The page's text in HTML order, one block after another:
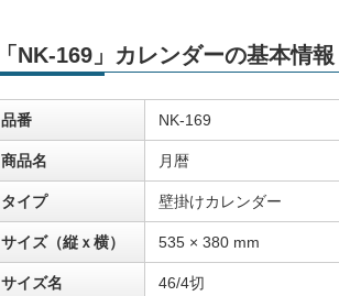
「NK-169」カレンダーの基本情報
品番 NK-169
商品名 月暦
タイプ 壁掛けカレンダー
サイズ（縦ｘ横） 535 × 380 mm
サイズ名 46/4切